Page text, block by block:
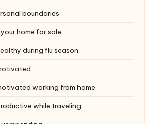
boundaries
home for sale
during flu season
working from home
while traveling